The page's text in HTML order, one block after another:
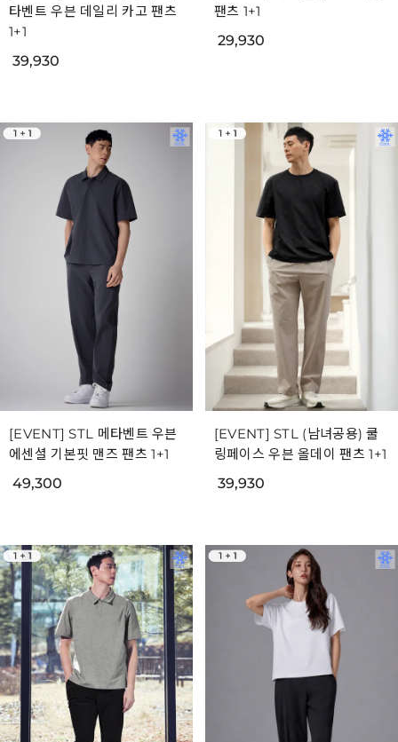
타벤트 우븐 데일리 카고 팬츠
1+1
39,930
팬츠 1+1
29,930
[EVENT] STL 메타벤트 우븐
에센셜 기본핏 맨즈 팬츠 1+1
49,300
[EVENT] STL (남녀공용) 쿨
링페이스 우븐 올데이 팬츠 1+1
39,930